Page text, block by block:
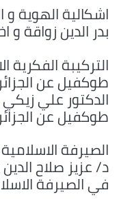
اشكالية الهوية
بدر الدين زواقة و
التركيبة الفكرية
طوكفيل عن
الدكتور علي
طوكفيل عن الجزائر 1837-
الصيرفة
د/ عزيز صلاح
في الصيرفة